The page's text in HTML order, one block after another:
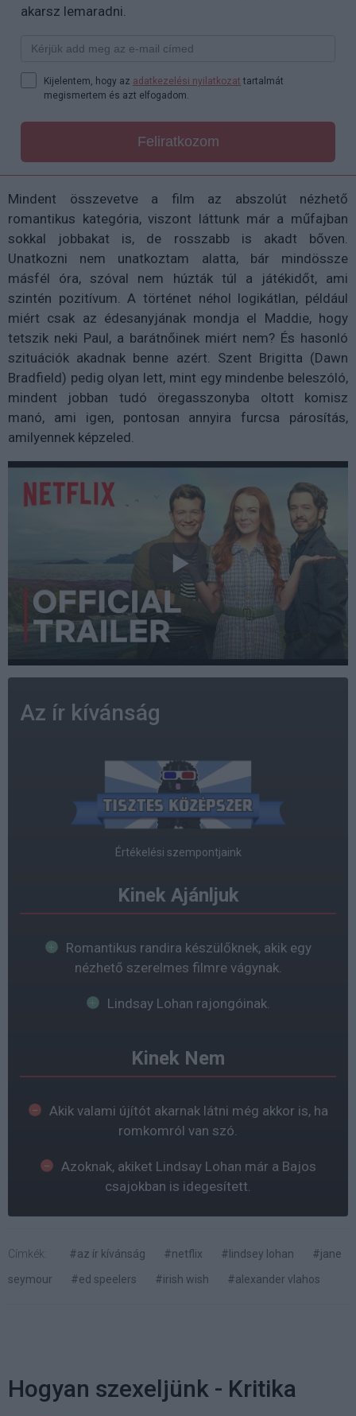
akarsz lemaradni.
Kijelentem, hogy az adatkezelési nyilatkozat tartalmát
megismertem és azt elfogadom.
Feliratkozom
Mindent összevetve a film az abszolút nézhető
romantikus kategória, viszont láttunk már a műfajban
sokkal jobbakat is, de rosszabb is akadt bőven.
Unatkozni nem unatkoztam alatta, bár mindössze
másfél óra, szóval nem húzták túl a játékidőt, ami
szintén pozitívum. A történet néhol logikátlan, például
miért csak az édesanyjának mondja el Maddie, hogy
tetszik neki Paul, a barátnőinek miért nem? És hasonló
szituációk akadnak benne azért. Szent Brigitta (Dawn
Bradfield) pedig olyan lett, mint egy mindenbe beleszóló,
mindent jobban tudó öregasszonyba oltott komisz
manó, ami igen, pontosan annyira furcsa párosítás,
amilyennek képzeled.
Az ír kívánság
Értékelési szempontjaink
Kinek Ajánljuk
Romantikus randira készülőknek, akik egy
nézhető szerelmes filmre vágynak.
Lindsay Lohan rajongóinak.
Kinek Nem
Akik valami újítót akarnak látni még akkor is, ha
romkomról van szó.
Azoknak, akiket Lindsay Lohan már a Bajos
csajokban is idegesített.
Címkék: #az ír kívánság #netflix #lindsey lohan
#jane
seymour
#ed speelers #irish wish #alexander vlahos
Hogyan szexeljünk - Kritika